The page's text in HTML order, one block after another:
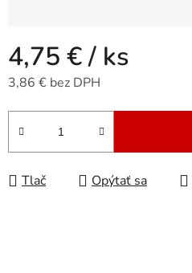
4,75 €/ ks
3,86 € bez DPH
Jednotková cena:
Tlač Opýtať sa